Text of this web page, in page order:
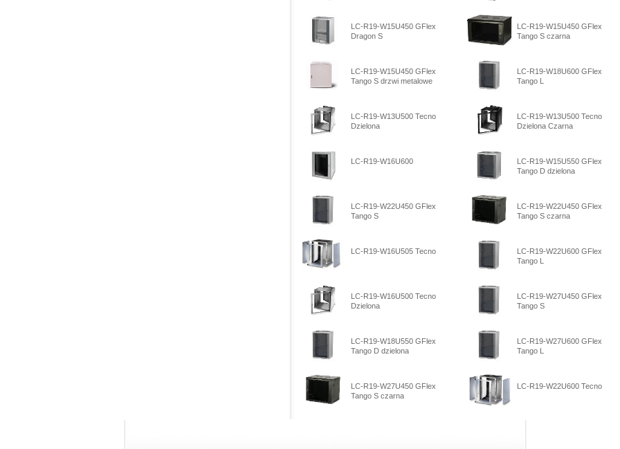
LC-R19-W15U450 GFlex
Dragon S
LC-R19-W15U450 GFlex
Tango S czarna
LC-R19-W15U450 GFlex
Tango S drzwi metalowe
LC-R19-W18U600 GFlex
Tango L
LC-R19-W13U500 Tecno
Dzielona
LC-R19-W13U500 Tecno
Dzielona Czarna
LC-R19-W16U600
LC-R19-W15U550 GFlex
Tango D dzielona
LC-R19-W22U450 GFlex
Tango S
LC-R19-W22U450 GFlex
Tango S czarna
LC-R19-W16U505 Tecno
LC-R19-W22U600 GFlex
Tango L
LC-R19-W16U500 Tecno
Dzielona
LC-R19-W27U450 GFlex
Tango S
LC-R19-W18U550 GFlex
Tango D dzielona
LC-R19-W27U600 GFlex
Tango L
LC-R19-W27U450 GFlex
Tango S czarna
LC-R19-W22U600 Tecno